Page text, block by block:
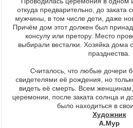
откуда предварительно, до заката
мужчины, в том числе дети, даже
Причём дом этот должен был
консулу или претору. Место
выбирали весталки. Хозяйка дома
празднества.
Считалось, что любые дочери
свидетелями её рождения, но
видеть её смерть. Всем
церемонии, после заката солнца и
было находиться в
Художник
А.Мур